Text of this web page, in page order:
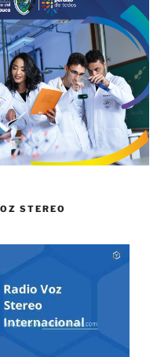
STEREO